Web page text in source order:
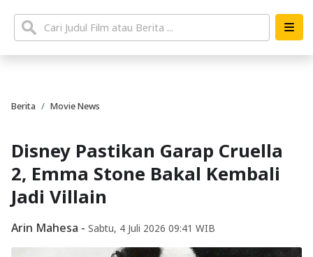
Berita Movie News
Disney Pastikan Garap Cruella
2, Emma Stone Bakal Kembali
Jadi Villain
Arin Mahesa - Sabtu, 4 Juli 2026 09:41 WIB